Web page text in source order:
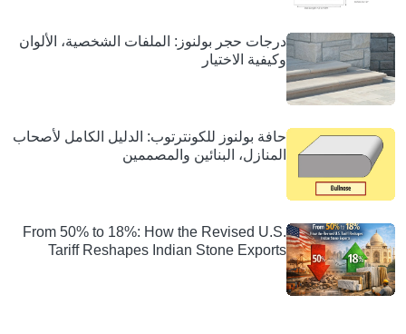
درجات حجر بولنوز: الملفات الشخصية، الألوان
وكيفية الاختيار
حافة بولنوز للكونترتوب: الدليل الكامل لأصحاب
المنازل، البنائين والمصممين
From 50% to 18%: How the Revised U.S.
Tariff Reshapes Indian Stone Exports